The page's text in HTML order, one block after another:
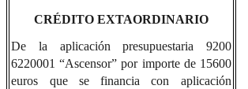
CRÉDITO EXTAORDINARIO
De la aplicación presupuestaria 9200
6220001 “Ascensor” por importe de 15600
euros que se financia con aplicación